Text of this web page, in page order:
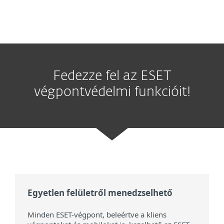
Fedezze fel az ESET
végpontvédelmi funkcióit!
Egyetlen felületről menedzselhető
Minden ESET-végpont, beleértve a kliens